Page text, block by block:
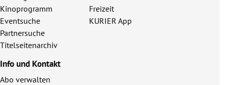
Kinoprogramm
Eventsuche
Partnersuche
Titelseitenarchiv
Freizeit
KURIER App
Info und Kontakt
Abo verwalten